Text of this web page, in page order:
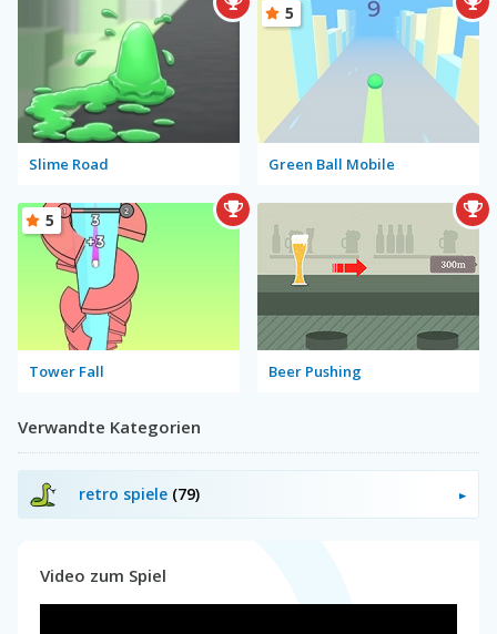
Slime Road Green Ball Mobile
5
Tower Fall
5
Beer Pushing
Verwandte Kategorien
retro spiele (79)
Video zum Spiel